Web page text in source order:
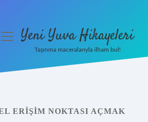
menüyüYeni Yuva Hikayeleri
Taşınma maceralarıyla ilham bul!
ERIŞIM NOKTASI AÇMAK